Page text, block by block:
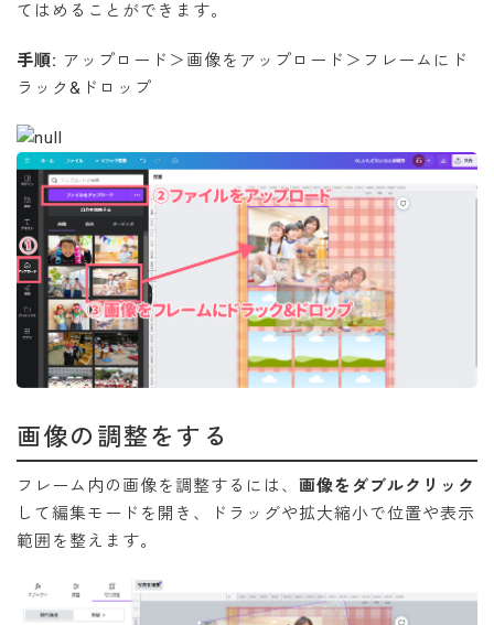
てはめることができます。
手順: アップロード＞画像をアップロード＞フレームにド
ラック&ドロップ
画像の調整をする
フレーム内の画像を調整するには、 画像をダブルクリック
して編集モードを開き、ドラッグや拡大縮小で位置や表示
範囲を整えます。